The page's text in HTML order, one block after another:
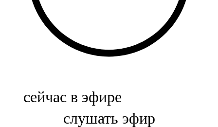
107,5 FM
Биләр
Болгар
сейчас в эфире
слушать эфир